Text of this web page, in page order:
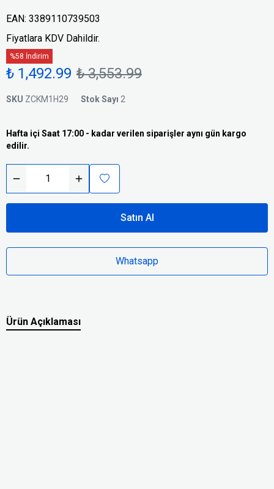
EAN: 3389110739503
Fiyatlara KDV Dahildir.
%58 İndirim
₺ 1,492.99 ₺ 3,553.99
SKU ZCKM1H29 Stok Sayı 2
Hafta içi Saat 17:00 - kadar verilen siparişler aynı gün kargo
edilir.
Satın Al
Whatsapp
Ürün Açıklaması